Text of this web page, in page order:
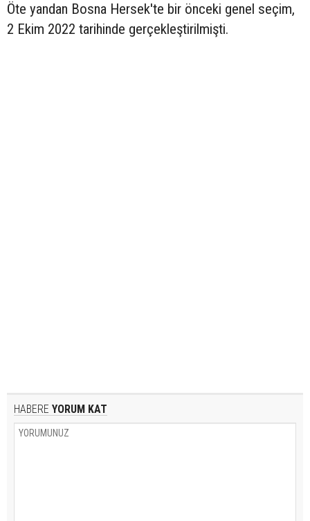
Öte yandan Bosna Hersek'te bir önceki genel seçim,
2 Ekim 2022 tarihinde gerçekleştirilmişti.
HABERE YORUM KAT